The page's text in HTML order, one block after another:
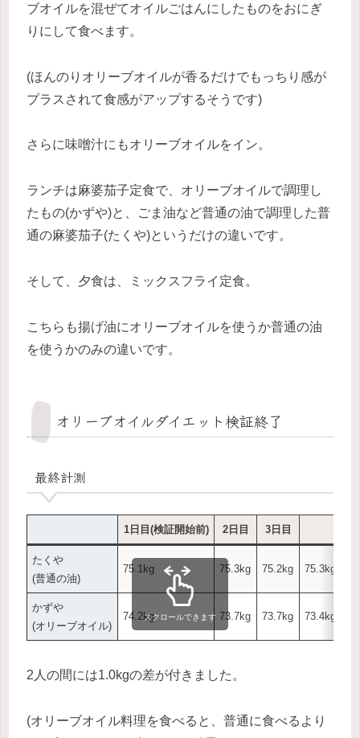
ブオイルを混ぜてオイルごはんにしたものをおにぎ
りにして食べます。
(ほんのりオリーブオイルが香るだけでもっちり感が
プラスされて食感がアップするそうです)
さらに味噌汁にもオリーブオイルをイン。
ランチは麻婆茄子定食で、オリーブオイルで調理し
たもの(かずや)と、ごま油など普通の油で調理した普
通の麻婆茄子(たくや)というだけの違いです。
そして、夕食は、ミックスフライ定食。
こちらも揚げ油にオリーブオイルを使うか普通の油
を使うかのみの違いです。
オリーブオイルダイエット検証終了
最終計測
1日目(検証開始前) 2日目 3日目
たくや
(普通の油)
75.1kg 75.3kg 75.2kg 75.3kg (初
かずや
(オリーブオイル)
74.2kg 73.7kg 73.7kg 73.4kg (初
スクロールできます
2人の間には1.0kgの差が付きました。
(オリーブオイル料理を食べると、普通に食べるより